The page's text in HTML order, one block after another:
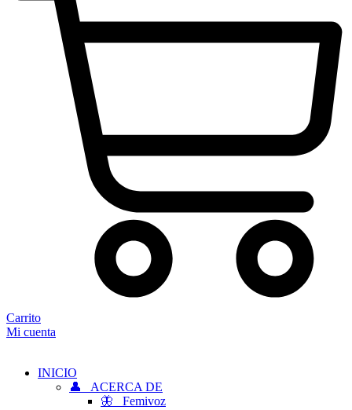
Carrito
Mi cuenta
INICIO
👤 ACERCA DE
🦋 Femivoz